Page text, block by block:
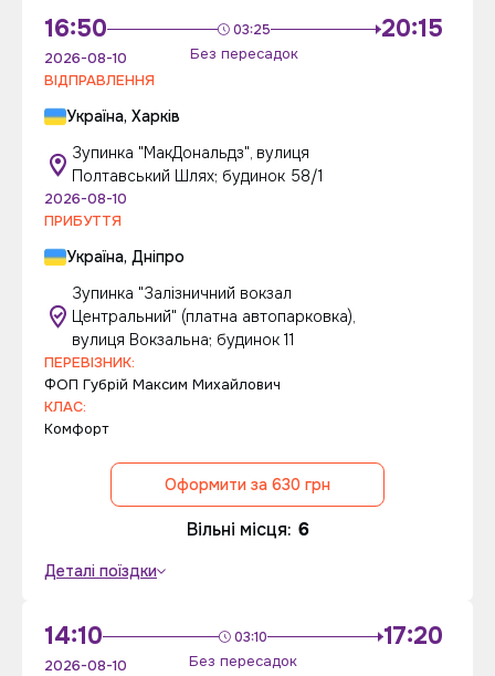
16:50 03:25
Без пересадок
20:15
2026-08-10
ВІДПРАВЛЕННЯ
Україна, Харків
Зупинка "МакДональдз", вулиця
Полтавський Шлях; будинок 58/1
2026-08-10
ПРИБУТТЯ
Україна, Дніпро
Зупинка "Залізничний вокзал
Центральний" (платна автопарковка),
вулиця Вокзальна; будинок 11
ПЕРЕВІЗНИК:
ФОП Губрій Максим Михайлович
КЛАС:
Комфорт
Оформити за 630 грн
Вільні місця: 6
Деталі поїздки
14:10 03:10
Без пересадок
17:20
2026-08-10